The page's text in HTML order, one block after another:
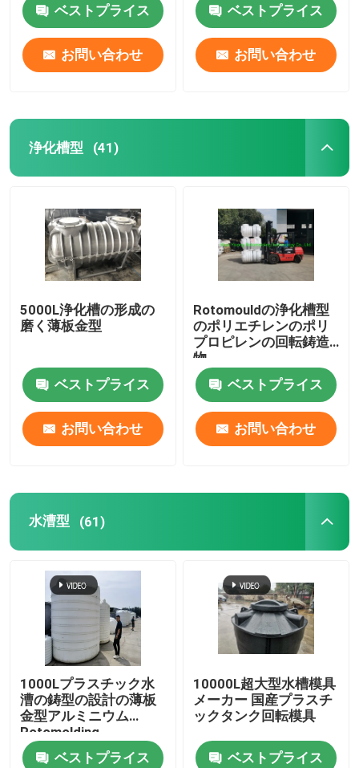
プロダクト
私達について
ニュース
引用を要求しなさい
Rotomoulding型
浄化槽型
ベストプライス
お問い合わせ
ベストプライス
お問い合わせ
浄化槽型 (41)
5000L浄化槽の形成の
磨く薄板金型
ベストプライス
お問い合わせ
Rotomouldの浄化槽型
のポリエチレンのポリ
プロピレンの回転鋳造
物
ベストプライス
お問い合わせ
水漕型 (61)
1000Lプラスチック水
漕の鋳型の設計の薄板
金型アルミニウム
Rotomolding
ベストプライス
10000L超大型水槽模具
メーカー 国産プラスチ
ックタンク回転模具
ベストプライス